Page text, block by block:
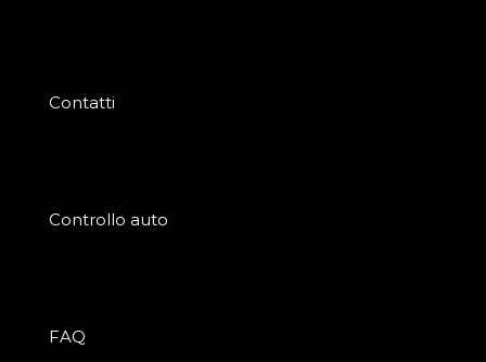
Contatti
Controllo auto
FAQ